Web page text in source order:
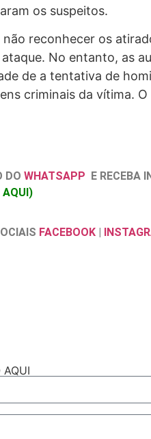
os suspeitos.
reconhecer os
No entanto, as
de a tentativa de
criminais da vítima. O
DO WHATSAPP E RECEBA
AQUI)
FACEBOOK
AQUI